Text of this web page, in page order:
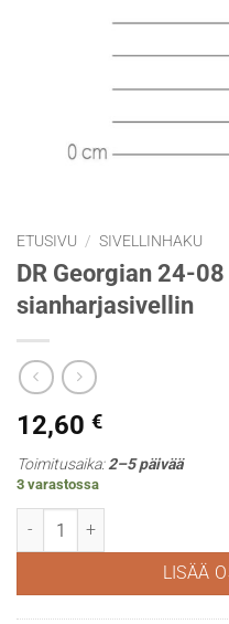
ETUSIVU / SIVELLINHAKU
DR Georgian 24-
sianharjasivellin
12,60 €
Toimitusaika:2–5 päivää
3 varastossa
DR Georgian 24-08 pyöreä
LISÄÄ